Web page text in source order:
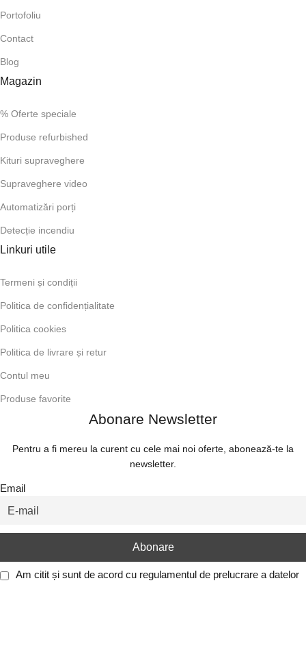
Portofoliu
Contact
Blog
Magazin
% Oferte speciale
Produse refurbished
Kituri supraveghere
Supraveghere video
Automatizări porți
Detecție incendiu
Linkuri utile
Termeni și condiții
Politica de confidențialitate
Politica cookies
Politica de livrare și retur
Contul meu
Produse favorite
Abonare Newsletter
Pentru a fi mereu la curent cu cele mai noi oferte, abonează-te la
newsletter.
Email
Am citit și sunt de acord cu regulamentul de prelucrare a datelor